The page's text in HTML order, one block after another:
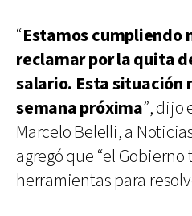
“Estamos cumpliendo
reclamar por la quita
salario. Esta situación
semana próxima”, dijo
Marcelo Belelli, a
agregó que “el Gobierno
herramientas para